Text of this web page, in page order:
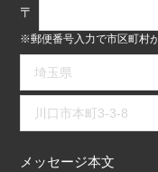
〒
※郵便番号入力で市区町村
メッセージ本文